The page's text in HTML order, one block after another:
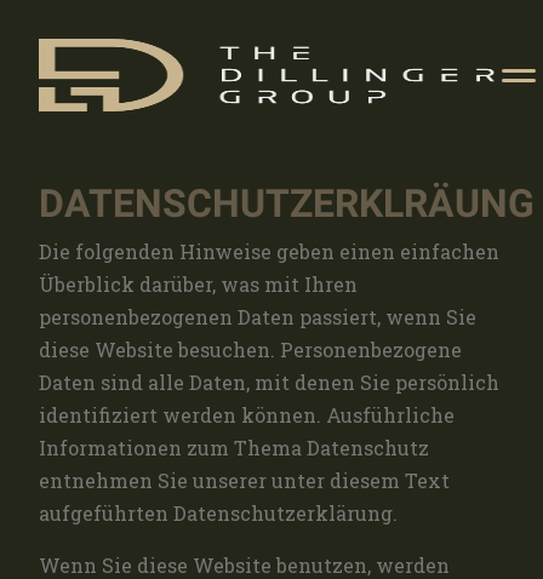
DATENSCHUTZERKLRÄUNG
Die folgenden Hinweise geben einen einfachen
Überblick darüber, was mit Ihren
personenbezogenen Daten passiert, wenn Sie
diese Website besuchen. Personenbezogene
Daten sind alle Daten, mit denen Sie persönlich
identifiziert werden können. Ausführliche
Informationen zum Thema Datenschutz
entnehmen Sie unserer unter diesem Text
aufgeführten Datenschutzerklärung.
Wenn Sie diese Website benutzen, werden